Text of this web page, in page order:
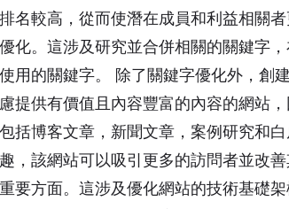
名較高，從而使潛在成員和利益相關
化。這涉及研究並合併相關的關鍵字
用的關鍵字。 除了關鍵字優化外，創
提供有價值且內容豐富的內容的網站
括博客文章，新聞文章，案例研究和
，該網站可以吸引更多的訪問者並改
要方面。這涉及優化網站的技術基礎